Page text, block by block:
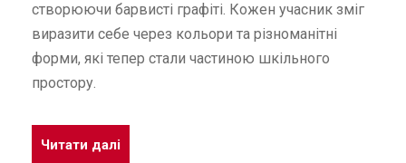
створюючи барвисті графіті. Кожен учасник зміг
виразити себе через кольори та різноманітні
форми, які тепер стали частиною шкільного
простору.
Читати далі